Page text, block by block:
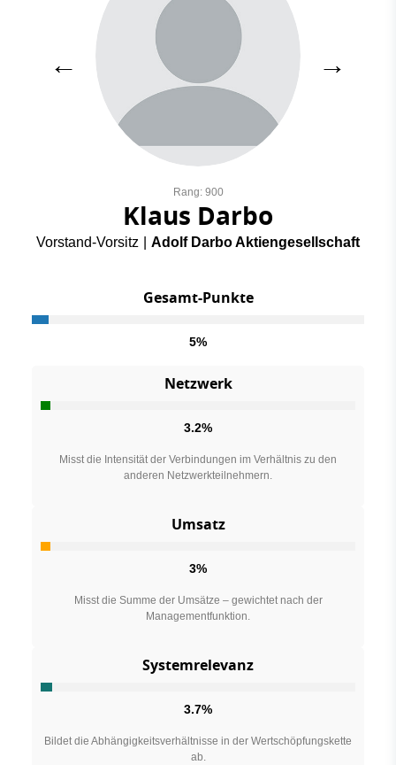
← →
Rang: 900
Klaus Darbo
Vorstand-Vorsitz Adolf Darbo Aktiengesellschaft
Gesamt-Punkte
5%
Netzwerk
3.2%
Misst die Intensität der Verbindungen im Verhältnis zu den
anderen Netzwerkteilnehmern.
Umsatz
3%
Misst die Summe der Umsätze – gewichtet nach der
Managementfunktion.
Systemrelevanz
3.7%
Bildet die Abhängigkeitsverhältnisse in der Wertschöpfungskette
ab.